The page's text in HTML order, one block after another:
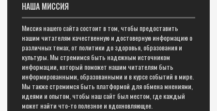
НАША МИССИЯ
Миссия нашего сайта состоит в том, чтобы предоставить
нашим читателям качественную и достоверную информацию о
различных темах, от политики до здоровья, образования и
культуры. Мы стремимся быть надежным источником
информации, который поможет нашим читателям быть
информированными, образованными и в курсе событий в мире.
Мы также стремимся быть платформой для обмена мнениями,
идеями и опытом, чтобы наш сайт был местом, где каждый
может найти что-то полезное и вдохновляющее.